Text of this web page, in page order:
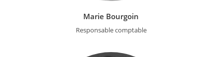
Marie Bourgoin
Responsable comptable